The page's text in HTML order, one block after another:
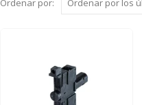
Ordenar por: